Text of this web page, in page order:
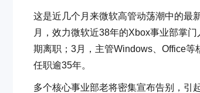
这是近几个月来微软高管动荡潮中的最
月，效力微软近38年的Xbox事业部掌
期离职；3月，主管Windows、Office
任职逾35年。
多个核心事业部老将密集宣布告别，引